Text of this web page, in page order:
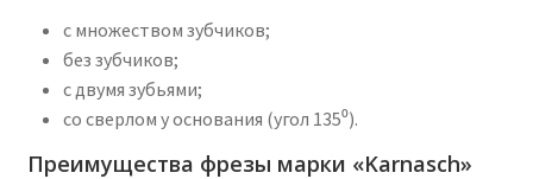
с множеством зубчиков;
без зубчиков;
с двумя зубьями;
со сверлом у основания (угол 135⁰).
Преимущества фрезы марки «Karnasch»